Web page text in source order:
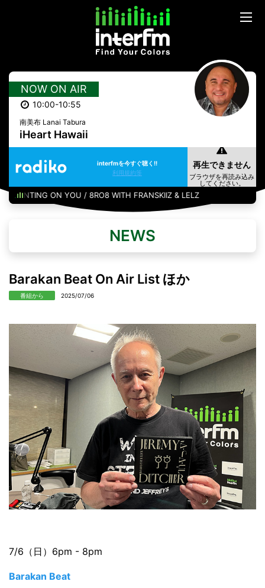
NOW ON AIR
10:00-10:55
南美布 Lanai Tabura
iHeart Hawaii
interfmを今すぐ聴く!!
利用規約等
ON YOU / 8RO8 WITH FRANSKIIZ & LELZ
NEWS
Barakan Beat On Air List ほか
番組から 2025/07/06
7/6（日）6pm - 8pm
Barakan Beat